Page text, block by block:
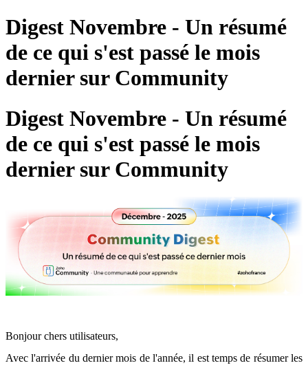
Digest Novembre - Un résumé
de ce qui s'est passé le mois
dernier sur Community
Digest Novembre - Un résumé
de ce qui s'est passé le mois
dernier sur Community
Bonjour chers utilisateurs,
Avec l'arrivée du dernier mois de l'année, il est temps de résumer les